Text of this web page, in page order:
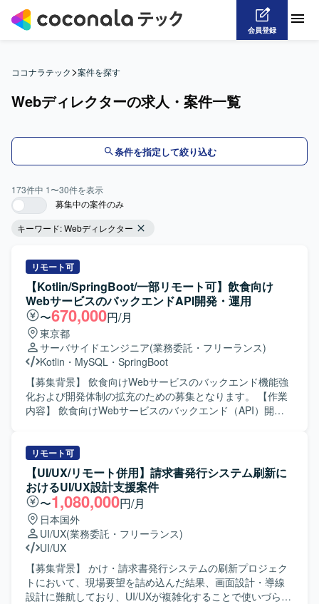
会員登録
ココナラテック>案件を探す
Webディレクターの求人・案件一覧
条件を指定して絞り込む
173件中 1〜30件を表示
募集中の案件のみ
キーワード:Webディレクター
リモート可
【Kotlin/SpringBoot/一部リモート可】飲食向け
WebサービスのバックエンドAPI開発・運用
〜670,000円/月
東京都
サーバサイドエンジニア(業務委託・フリーランス)
Kotlin ・ MySQL ・ SpringBoot
【募集背景】 飲食向けWebサービスのバックエンド機能強
化および開発体制の拡充のための募集となります。 【作業
内容】 飲食向けWebサービスのバックエンド（API）開発
スト・運用や、MySQLでのデータベーステーブル設計を行
います。フロントエンドエンジニアやディレクターとの連
携のもと、スクラムベースで開発を推進し、プロセス改善
にも取り組んでいただきます。Claude Codeなどの生成AIツ
ールを活用した開発効率化や品質向上もお任せいたしま
す。 【求める人物像】 バックエンド開発やAPI設計に主体
的に取り組み、スクラム開発においてチームメンバーと円
滑にコミュニケーションが取れる方を求めております。新
しい技術や生成AIツールの活用に前向きで、自ら積極的に
情報をキャッチアップしながら課題解決やプロセス改善を
進めていただける方が望ましいです。 【ポジションの魅
リモート可
【UI/UX/リモート併用】請求書発行システム刷新に
おけるUI/UX設計支援案件
〜1,080,000円/月
日本国外
UI/UX(業務委託・フリーランス)
UI/UX
【募集背景】 かけ・請求書発行システムの刷新プロジェク
トにおいて、現場要望を詰め込んだ結果、画面設計・導線
設計に難航しており、UI/UXが複雑化することで使いづらく